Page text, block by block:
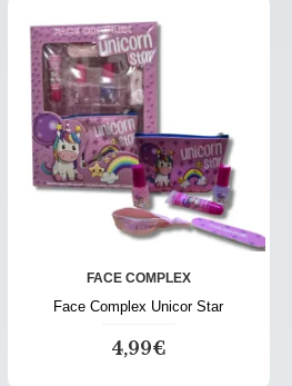
FACE COMPLEX
Face Complex Unicor Star
4,99€